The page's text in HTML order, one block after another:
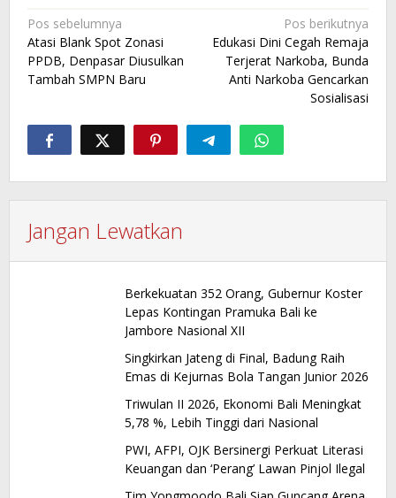
Navigasi
pos
Pos sebelumnya
Atasi Blank Spot Zonasi
PPDB, Denpasar Diusulkan
Tambah SMPN Baru
Pos berikutnya
Edukasi Dini Cegah Remaja
Terjerat Narkoba, Bunda
Anti Narkoba Gencarkan
Sosialisasi
Jangan Lewatkan
Berkekuatan 352 Orang, Gubernur Koster
Lepas Kontingan Pramuka Bali ke
Jambore Nasional XII
Singkirkan Jateng di Final, Badung Raih
Emas di Kejurnas Bola Tangan Junior 2026
Triwulan II 2026, Ekonomi Bali Meningkat
5,78 %, Lebih Tinggi dari Nasional
PWI, AFPI, OJK Bersinergi Perkuat Literasi
Keuangan dan ‘Perang’ Lawan Pinjol Ilegal